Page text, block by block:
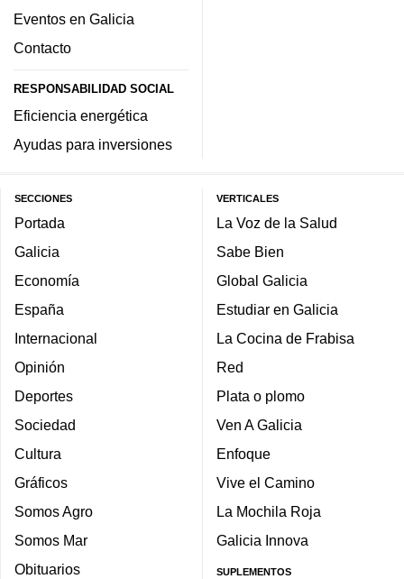
Eventos en Galicia
Contacto
RESPONSABILIDAD SOCIAL
Eficiencia energética
Ayudas para inversiones
SECCIONES
Portada
Galicia
Economía
España
Internacional
Opinión
Deportes
Sociedad
Cultura
Gráficos
Somos Agro
Somos Mar
Obituarios
VERTICALES
La Voz de la Salud
Sabe Bien
Global Galicia
Estudiar en Galicia
La Cocina de Frabisa
Red
Plata o plomo
Ven A Galicia
Enfoque
Vive el Camino
La Mochila Roja
Galicia Innova
SUPLEMENTOS